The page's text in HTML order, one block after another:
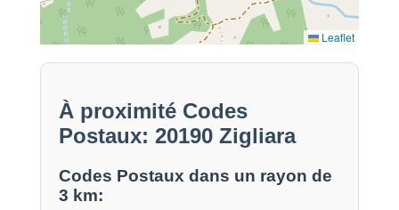
Leaflet
À proximité Codes
Postaux: 20190 Zigliara
Codes Postaux dans un rayon de
3 km: